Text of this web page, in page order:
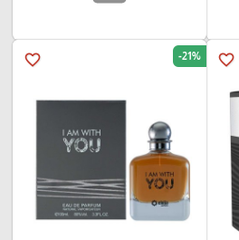
favorite_border
favorite_border -21%